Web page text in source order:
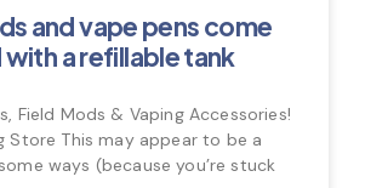
and vape pens come
a refillable tank
Field Mods & Vaping Accessories!
Store This may appear to be a
ways (because you’re stuck